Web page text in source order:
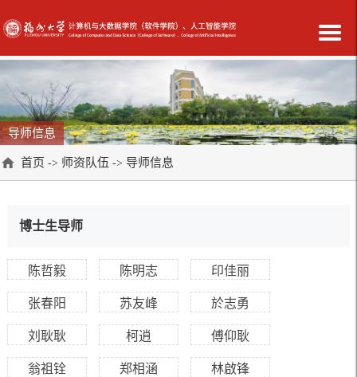
导师信息
首页 -> 师资队伍 -> 导师信息
博士生导师
陈哲毅 陈明志 印佳丽
张春阳 苏友峰 於志勇
刘耿耿 柯逍 傅仰耿
翁祖铨 郑相涵 林啟锋